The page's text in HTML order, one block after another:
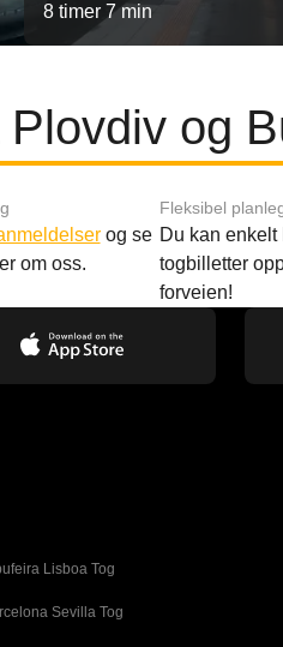
8 timer 7 min
og
og se
om oss.
Fleksibel
Du kan enkelt
togbilletter
forveien!
Lisboa Tog
Sevilla Tog